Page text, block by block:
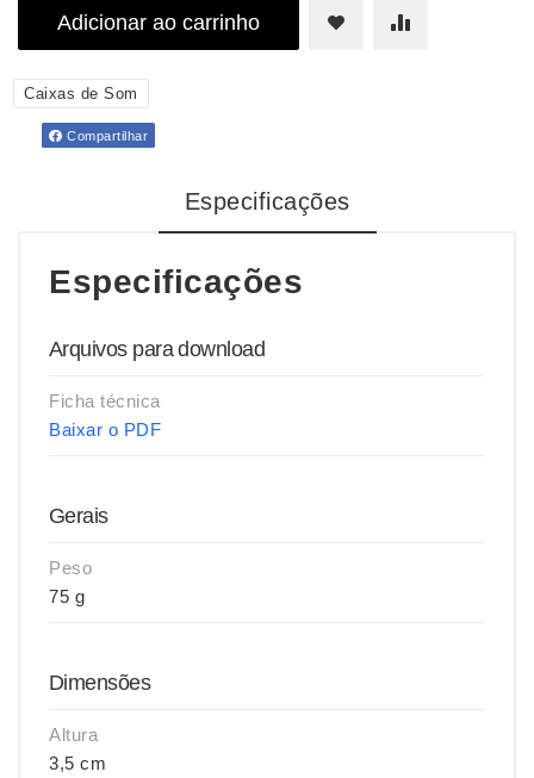
Adicionar ao carrinho
Caixas de Som
Compartilhar
Especificações
Especificações
Arquivos para download
Ficha técnica
Baixar o PDF
Gerais
Peso
75 g
Dimensões
Altura
3,5 cm